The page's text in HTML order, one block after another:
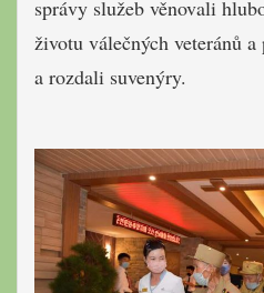
správy služeb věnovali
životu válečných veteránů
a rozdali suvenýry.